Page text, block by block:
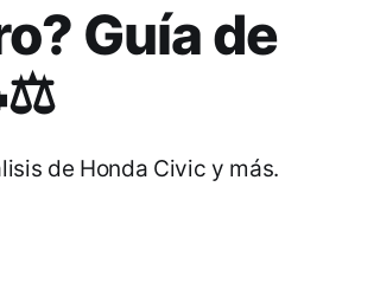
Guía de
de Honda Civic y más.